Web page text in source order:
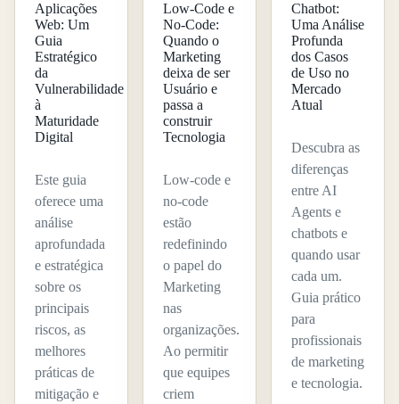
Aplicações
Web: Um
Guia
Estratégico
da
Vulnerabilidade
à
Maturidade
Digital
Este guia
oferece uma
análise
aprofundada
e estratégica
sobre os
principais
riscos, as
melhores
práticas de
mitigação e
Low-Code e
No-Code:
Quando o
Marketing
deixa de ser
Usuário e
passa a
construir
Tecnologia
Low-code e
no-code
estão
redefinindo
o papel do
Marketing
nas
organizações.
Ao permitir
que equipes
criem
Chatbot:
Uma Análise
Profunda
dos Casos
de Uso no
Mercado
Atual
Descubra as
diferenças
entre AI
Agents e
chatbots e
quando usar
cada um.
Guia prático
para
profissionais
de marketing
e tecnologia.